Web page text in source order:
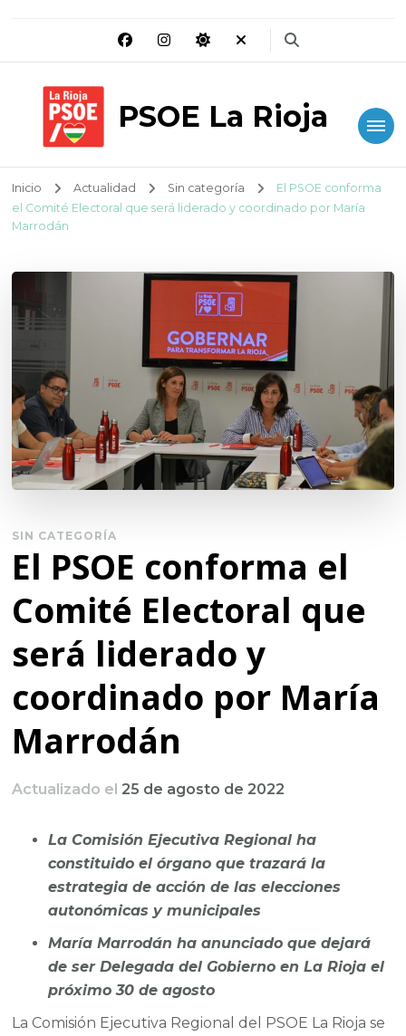
PSOE La Rioja
Inicio Actualidad Sin categoría
El PSOE conforma
el Comité Electoral que será liderado y coordinado por María
Marrodán
SIN CATEGORÍA
El PSOE conforma el
Comité Electoral que
será liderado y
coordinado por María
Marrodán
Actualizado el25 de agosto de 2022
La Comisión Ejecutiva Regional ha
constituido el órgano que trazará la
estrategia de acción de las elecciones
autonómicas y municipales
María Marrodán ha anunciado que dejará
de ser Delegada del Gobierno en La Rioja el
próximo 30 de agosto
La Comisión Ejecutiva Regional del PSOE La Rioja se